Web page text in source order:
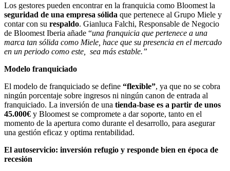
Los gestores pueden encontrar en la franquicia como Bloomest la
seguridad de una empresa sólida que pertenece al Grupo Miele y
contar con su respaldo. Gianluca Falchi, Responsable de Negocio
de Bloomest Iberia añade “una franquicia que pertenece a una
marca tan sólida como Miele, hace que su presencia en el mercado
en un periodo como este, sea más estable.”
Modelo franquiciado
El modelo de franquiciado se define “flexible”, ya que no se cobra
ningún porcentaje sobre ingresos ni ningún canon de entrada al
franquiciado. La inversión de una tienda-base es a partir de unos
45.000€ y Bloomest se compromete a dar soporte, tanto en el
momento de la apertura como durante el desarrollo, para asegurar
una gestión eficaz y optima rentabilidad.
El autoservicio: inversión refugio y responde bien en época de
recesión